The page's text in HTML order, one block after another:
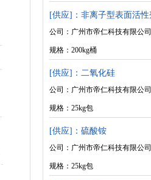
[供应]：非离子型表面活性
公司：广州市帝仁科技有限公
规格：200kg桶
[供应]：二氧化硅
公司：广州市帝仁科技有限公
规格：25kg包
[供应]：硫酸铵
公司：广州市帝仁科技有限公
规格：25kg包